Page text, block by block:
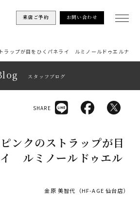
来店ご予約 お問い合わせ
ラップが目をひくパネライ ルミノールドゥエルナ
スタッフブログ
ンクのストラップが目
ルミノールドゥエル
金原 美智代（HF-AGE 仙台店）
SHARE